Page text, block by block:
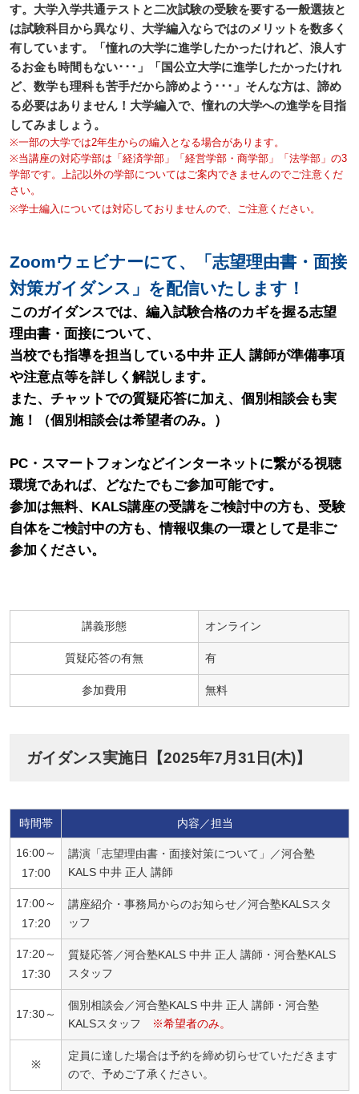
す。大学入学共通テストと二次試験の受験を要する一般選抜と
は試験科目から異なり、大学編入ならではのメリットを数多く
有しています。「憧れの大学に進学したかったけれど、浪人す
るお金も時間もない･･･」「国公立大学に進学したかったけれ
ど、数学も理科も苦手だから諦めよう･･･」そんな方は、諦め
る必要はありません！大学編入で、憧れの大学への進学を目指
してみましょう。
※一部の大学では2年生からの編入となる場合があります。
※当講座の対応学部は「経済学部」「経営学部・商学部」「法学部」の3
学部です。上記以外の学部についてはご案内できませんのでご注意くだ
さい。
※学士編入については対応しておりませんので、ご注意ください。
Zoomウェビナーにて、「志望理由書・面接
対策ガイダンス」を配信いたします！
このガイダンスでは、編入試験合格のカギを握る志望
理由書・面接について、
当校でも指導を担当している中井 正人 講師が準備事項
や注意点等を詳しく解説します。
また、チャットでの質疑応答に加え、個別相談会も実
施！（個別相談会は希望者のみ。）
PC・スマートフォンなどインターネットに繋がる視聴
環境であれば、どなたでもご参加可能です。
参加は無料、KALS講座の受講をご検討中の方も、受験
自体をご検討中の方も、情報収集の一環として是非ご
参加ください。
講義形態 オンライン
質疑応答の有無 有
参加費用 無料
ガイダンス実施日【2025年7月31日(木)】
時間帯 内容／担当
16:00～
17:00
講演「志望理由書・面接対策について」／河合塾
KALS 中井 正人 講師
17:00～
17:20
講座紹介・事務局からのお知らせ／河合塾KALSスタ
ッフ
17:20～
17:30
質疑応答／河合塾KALS 中井 正人 講師・河合塾KALS
スタッフ
17:30～
個別相談会／河合塾KALS 中井 正人 講師・河合塾
KALSスタッフ
※希望者のみ。
※
定員に達した場合は予約を締め切らせていただきます
ので、予めご了承ください。